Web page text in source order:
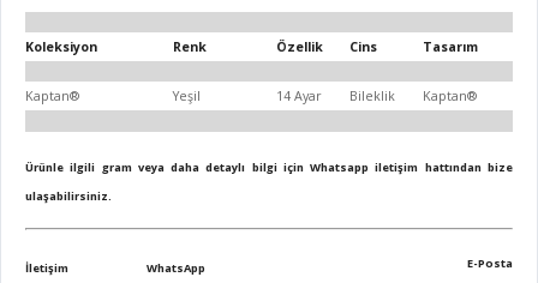
Koleksiyon Renk Özellik Cins Tasarım
Kaptan® Yeşil 14 Ayar Bileklik Kaptan®
Ürünle ilgili gram veya daha detaylı bilgi için Whatsapp iletişim hattından bize
ulaşabilirsiniz.
İletişim
WhatsApp
E-Posta